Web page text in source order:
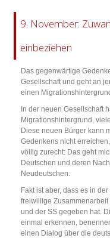
9. November:
einbeziehen
Das gegenwärtige
Gesellschaft und geht an
einen
In der neuen Gesellschaft
Migrationshintergrund,
Diese neuen Bürger kann
Gedenkens nicht
völlig zurecht: Das geht
Deutschen und deren
Neudeutschen.
Fakt ist aber, dass es in
freiwillige
und der SS gegeben hat.
einmal erkennen,
einen Dialog über die